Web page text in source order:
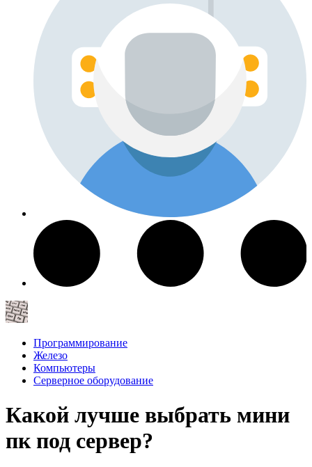
Программирование
Железо
Компьютеры
Серверное оборудование
Какой лучше выбрать мини
пк под сервер?